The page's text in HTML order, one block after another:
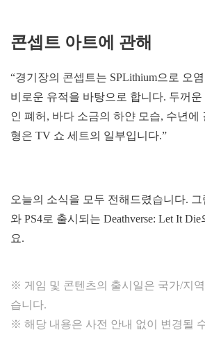
콘셉트 아트에 관해
“경기장의 콘셉트는 SPLithium으로 오
비로운 유적을 바탕으로 합니다. 두꺼
인 폐허, 바다 소금의 하얀 모습, 수년에
형은 TV 쇼 세트의 일부입니다.”
오늘의 소식을 모두 전해드렸습니다. 그
와 PS4로 출시되는 Deathverse: Let It
요.
※ 게임 및 콘텐츠의 출시일은 국가/지
습니다.
※ 해당 내용은 사전 안내 없이 변경될